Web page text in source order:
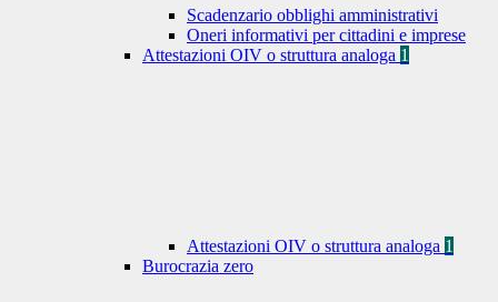
Scadenzario obblighi amministrativi
Oneri informativi per cittadini e imprese
Attestazioni OIV o struttura analoga 1
Attestazioni OIV o struttura analoga 1
Burocrazia zero